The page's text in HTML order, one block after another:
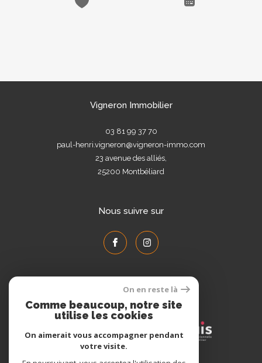
Vigneron Immobilier
03 81 99 37 70
paul-henri.vigneron@vigneron-immo.com
23 avenue des alliés,
25200
Montbéliard
Nous suivre sur
Adhérents
On en reste là
Comme beaucoup, notre site
utilise les cookies
On aimerait vous accompagner pendant
votre visite.